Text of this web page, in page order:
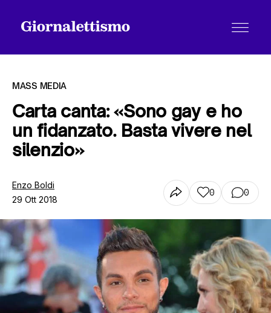
Tutti gli articoli
Chi siamo
Contatti
MASS MEDIA
Carta canta: «Sono gay e ho
un fidanzato. Basta vivere nel
silenzio»
Enzo Boldi
29 Ott 2018
0 0